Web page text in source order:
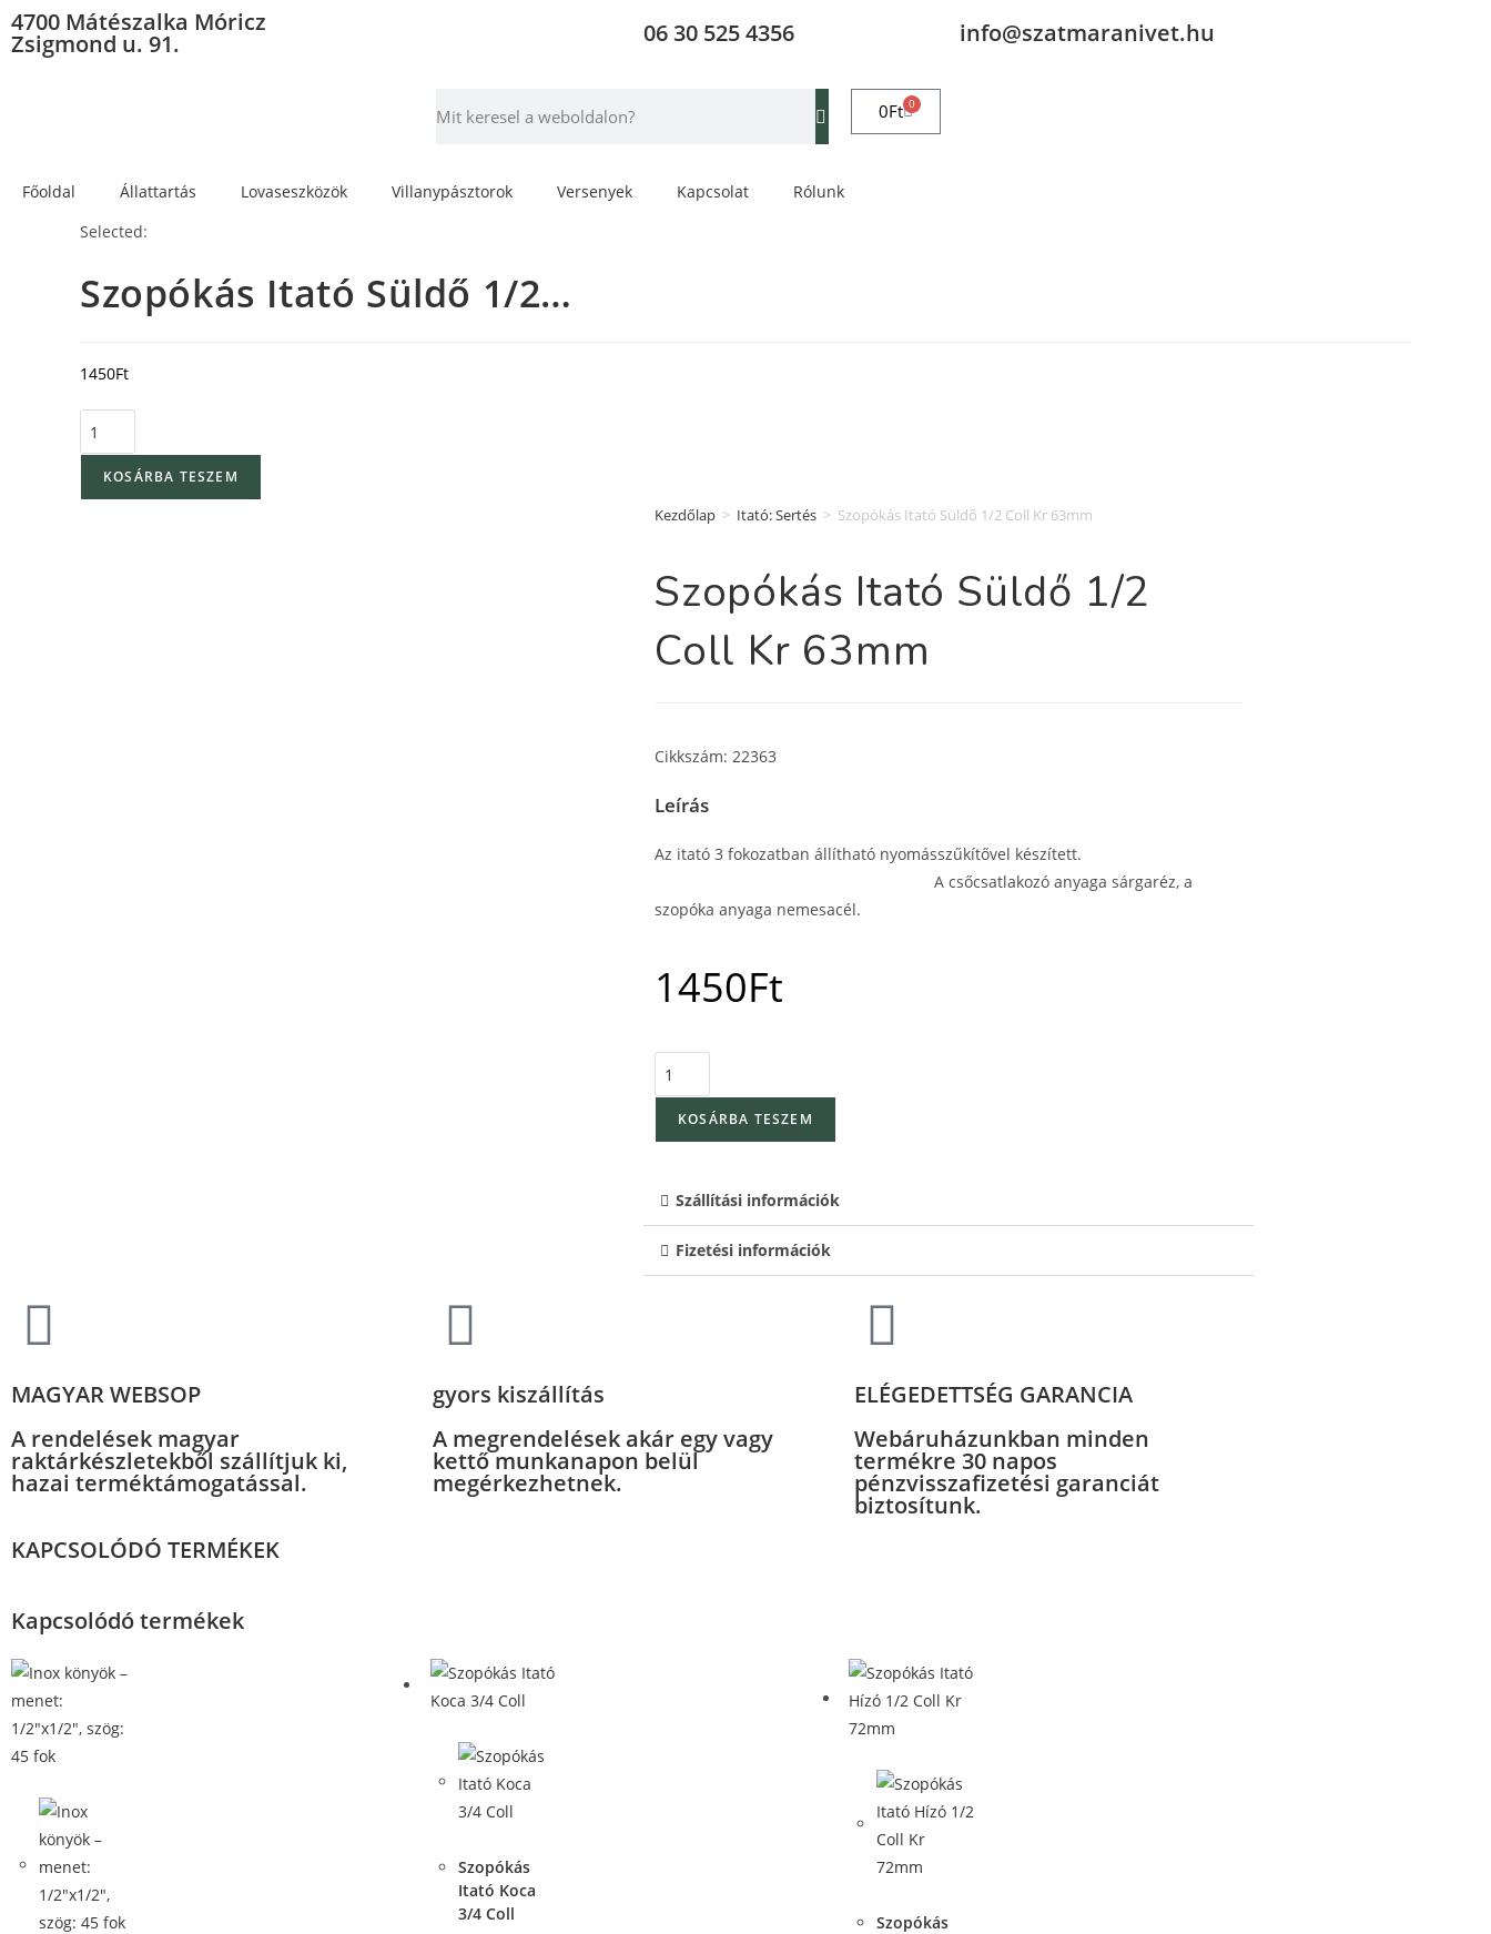
4700 Mátészalka Móricz
Zsigmond u. 91. 06 30 525 4356 info@szatmaranivet.hu
0Ft 0
Főoldal Állattartás Lovaseszközök Villanypásztorok Versenyek Kapcsolat
Rólunk
Selected:
Szopókás Itató Süldő 1/2…
1450Ft
KOSÁRBA TESZEM
Kezdőlap > Itató: Sertés > Szopókás Itató Süldő 1/2 Coll Kr 63mm
Szopókás Itató Süldő 1/2
Coll Kr 63mm
Cikkszám: 22363
Leírás
Az itató 3 fokozatban állítható nyomásszűkítővel készített.
A csőcsatlakozó anyaga sárgaréz, a
szopóka anyaga nemesacél.
1450Ft
KOSÁRBA TESZEM
Szállítási információk
Fizetési információk
MAGYAR WEBSOP
A rendelések magyar
raktárkészletekből szállítjuk ki,
hazai terméktámogatással.
gyors kiszállítás
A megrendelések akár egy vagy
kettő munkanapon belül
megérkezhetnek.
ELÉGEDETTSÉG GARANCIA
Webáruházunkban minden
termékre 30 napos
pénzvisszafizetési garanciát
biztosítunk.
KAPCSOLÓDÓ TERMÉKEK
Kapcsolódó termékek
Szopókás
Itató Koca
3/4 Coll
Szopókás